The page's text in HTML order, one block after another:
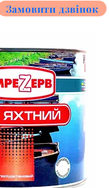
Замовити дзвінок